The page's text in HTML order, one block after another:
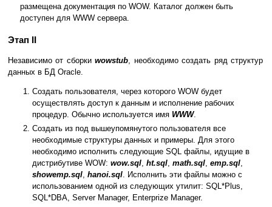
размещена документация по WOW. Каталог должен быть
доступен для WWW сервера.
Этап II
Независимо от сборкиwowstub , необходимо создать ряд структур
данных в БД Oracle.
Создать пользователя, через которого WOW будет
осуществлять доступ к данным и исполнение рабочих
процедур. Обычно используется имя WWW.
Создать из под вышеупомянутого пользователя все
необходимые структуры данных и примеры. Для этого
необходимо исполнить следующие SQL файлы, идущие в
дистрибутиве WOW: wow.sql ht.sql math.sql emp.sql
showemp.sql hanoi.sql . Исполнить эти файлы можно с
использованием одной из следующих утилит: SQL*Plus,
SQL*DBA, Server Manager, Enterprize Manager.